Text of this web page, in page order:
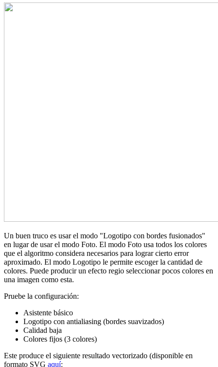
Un buen truco es usar el modo "Logotipo con bordes fusionados"
en lugar de usar el modo Foto. El modo Foto usa todos los colores
que el algoritmo considera necesarios para lograr cierto error
aproximado. El modo Logotipo le permite escoger la cantidad de
colores. Puede producir un efecto regio seleccionar pocos colores en
una imagen como esta.
Pruebe la configuración:
Asistente básico
Logotipo con antialiasing (bordes suavizados)
Calidad baja
Colores fijos (3 colores)
Este produce el siguiente resultado vectorizado (disponible en
formato SVG aquí: